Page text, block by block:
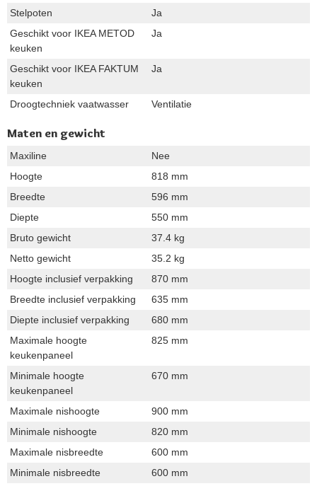
Stelpoten
Ja
Geschikt voor IKEA METOD
keuken
Ja
Geschikt voor IKEA FAKTUM
keuken
Ja
Droogtechniek vaatwasser Ventilatie
Maten en gewicht
Maxiline
Nee
Hoogte
818 mm
Breedte
596 mm
Diepte
550 mm
Bruto gewicht
37.4 kg
Netto gewicht
35.2 kg
Hoogte inclusief verpakking
870 mm
Breedte inclusief verpakking
635 mm
Diepte inclusief verpakking
680 mm
Maximale hoogte
keukenpaneel
825 mm
Minimale hoogte
keukenpaneel
670 mm
Maximale nishoogte
900 mm
Minimale nishoogte
820 mm
Maximale nisbreedte
600 mm
Minimale nisbreedte
600 mm